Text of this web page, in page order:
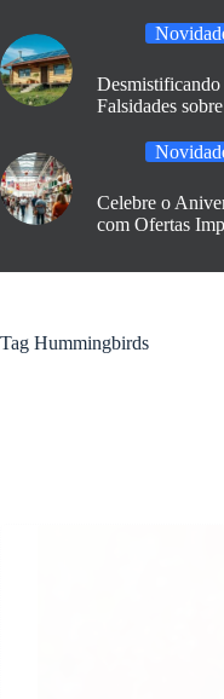
Falsidades
Celebre o
com Ofertas
Tag Hummingbirds